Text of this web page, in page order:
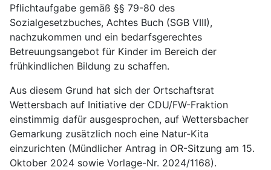
Pflichtaufgabe gemäß §§ 79-80 des
Sozialgesetzbuches, Achtes Buch (SGB VIII),
nachzukommen und ein bedarfsgerechtes
Betreuungsangebot für Kinder im Bereich der
frühkindlichen Bildung zu schaffen.
Aus diesem Grund hat sich der Ortschaftsrat
Wettersbach auf Initiative der CDU/FW-Fraktion
einstimmig dafür ausgesprochen, auf Wettersbacher
Gemarkung zusätzlich noch eine Natur-Kita
einzurichten (Mündlicher Antrag in OR-Sitzung am 15.
Oktober 2024 sowie Vorlage-Nr. 2024/1168).